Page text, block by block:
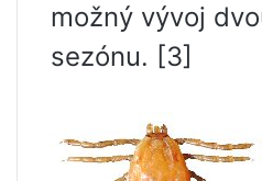
možný vývoj
sezónu. [3]